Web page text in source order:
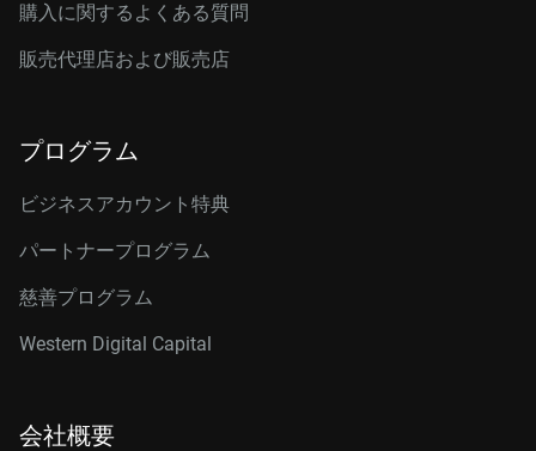
購入に関するよくある質問
販売代理店および販売店
プログラム
ビジネスアカウント特典
パートナープログラム
慈善プログラム
Western Digital Capital
会社概要